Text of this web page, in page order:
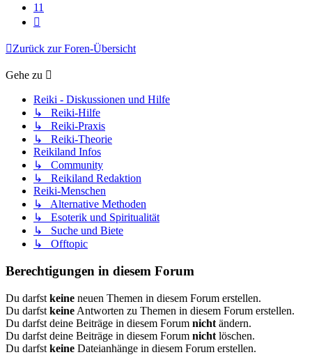
11
Zurück zur Foren-Übersicht
Gehe zu
Reiki - Diskussionen und Hilfe
↳ Reiki-Hilfe
↳ Reiki-Praxis
↳ Reiki-Theorie
Reikiland Infos
↳ Community
↳ Reikiland Redaktion
Reiki-Menschen
↳ Alternative Methoden
↳ Esoterik und Spiritualität
↳ Suche und Biete
↳ Offtopic
Berechtigungen in diesem Forum
Du darfst keine neuen Themen in diesem Forum erstellen.
Du darfst keine Antworten zu Themen in diesem Forum erstellen.
Du darfst deine Beiträge in diesem Forum nicht ändern.
Du darfst deine Beiträge in diesem Forum nicht löschen.
Du darfst keine Dateianhänge in diesem Forum erstellen.